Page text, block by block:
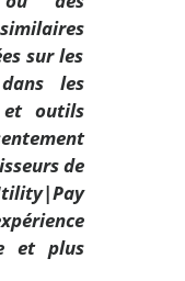
sur les
les
et outils
de
et plus